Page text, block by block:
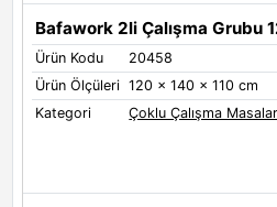
Metal Renkleri
Metal Ayak Renkleri
Siyah Antrasit
Bafawork 2li Çalışma Grubu
Ürün Kodu
20458
Ürün Ölçüleri 120 x 140 x 110 cm
Kategori
Çoklu Çalışma